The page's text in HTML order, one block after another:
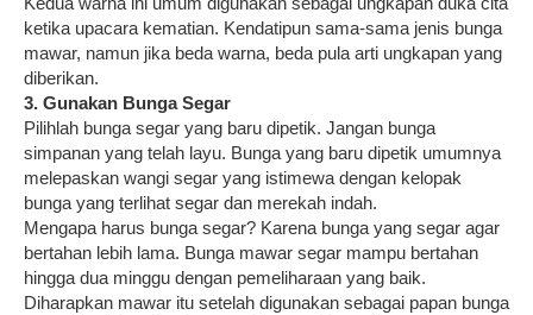
ketika upacara kematian. Kendatipun sama-sama jenis bunga
mawar, namun jika beda warna, beda pula arti ungkapan yang
diberikan.
3. Gunakan Bunga Segar
Pilihlah bunga segar yang baru dipetik. Jangan bunga
simpanan yang telah layu. Bunga yang baru dipetik umumnya
melepaskan wangi segar yang istimewa dengan kelopak
bunga yang terlihat segar dan merekah indah.
Mengapa harus bunga segar? Karena bunga yang segar agar
bertahan lebih lama. Bunga mawar segar mampu bertahan
hingga dua minggu dengan pemeliharaan yang baik.
Diharapkan mawar itu setelah digunakan sebagai papan bunga